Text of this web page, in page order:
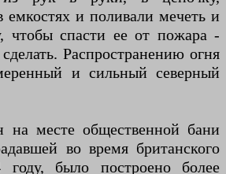
емкостях и поливали мечеть и
чтобы спасти ее от пожара -
Распространению огня
и сильный северный
на месте общественной бани
во время британского
году, было построено более